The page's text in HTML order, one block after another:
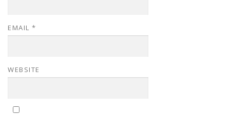
EMAIL *
WEBSITE